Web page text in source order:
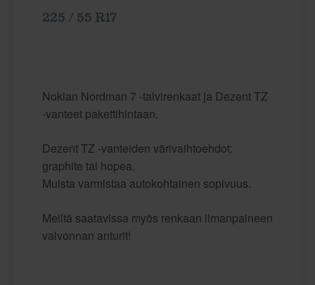
225 / 55 R17
Nokian Nordman 7 -talvirenkaat ja Dezent TZ
-vanteet pakettihintaan.
Dezent TZ -vanteiden värivaihtoehdot:
graphite tai hopea.
Muista varmistaa autokohtainen sopivuus.
Meiltä saatavissa myös renkaan ilmanpaineen
valvonnan anturit!